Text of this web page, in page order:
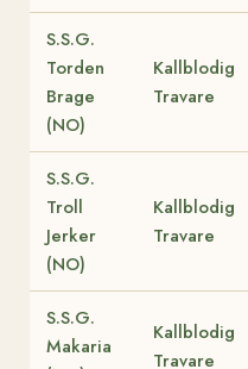
S.S.G.
Torden
Brage
(NO)
Kallblodig
Travare
S.S.G.
Troll
Jerker
(NO)
Kallblodig
Travare
S.S.G.
Makaria
Kallblodig
Travare